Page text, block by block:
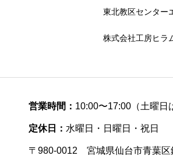
東北教区センター
株式会社工房ヒラ
営業時間： 10:00〜17:00（土曜日
定休日： 水曜日・日曜日・祝日
〒980-0012 宮城県仙台市青葉区